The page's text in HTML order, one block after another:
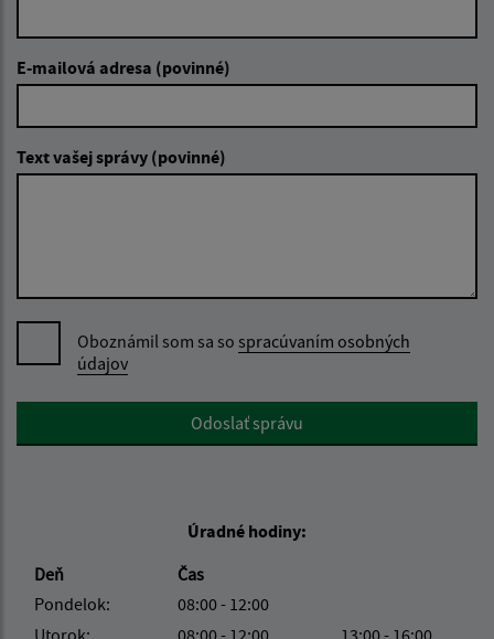
E-mailová adresa (povinné)
Text vašej správy (povinné)
Oboznámil som sa so spracúvaním osobných
údajov
Google reCaptcha ResponseOdoslať správu
Úradné hodiny:
Deň
Čas
Pondelok:
08:00 - 12:00